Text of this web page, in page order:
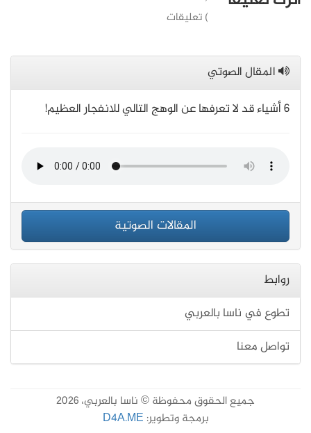
) تعليقات
المقال الصوتي
6 أشياء قد لا تعرفها عن الوهج التالي للانفجار العظيم!
المقالات الصوتية
روابط
تطوع في ناسا بالعربي
تواصل معنا
جميع الحقوق محفوظة © ناسا بالعربي، 2026
برمجة وتطوير: D4A.ME